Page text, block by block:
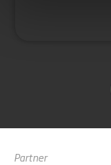
Partner